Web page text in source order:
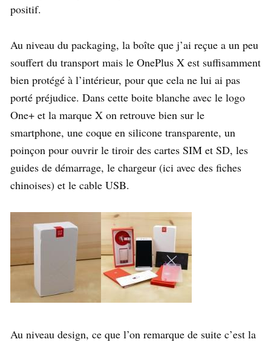
positif.
Au niveau du packaging, la boîte que j’ai reçue a un peu
souffert du transport mais le OnePlus X est suffisamment
bien protégé à l’intérieur, pour que cela ne lui ai pas
porté préjudice. Dans cette boite blanche avec le logo
One+ et la marque X on retrouve bien sur le
smartphone, une coque en silicone transparente, un
poinçon pour ouvrir le tiroir des cartes SIM et SD, les
guides de démarrage, le chargeur (ici avec des fiches
chinoises) et le cable USB.
Au niveau design, ce que l’on remarque de suite c’est la